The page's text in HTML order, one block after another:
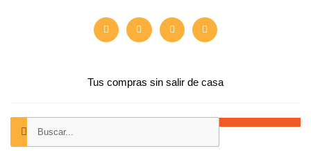
F
a
c
o
k
X
-
t
t
e
Y
o
u
e
I
n
s
r
a
Tus compras sin salir de casa